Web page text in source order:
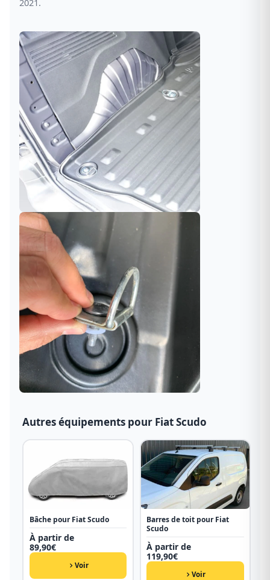
Autres équipements pour Fiat Scudo
Bâche pour Fiat Scudo
À partir de
89,90€
Voir
Barres de toit pour Fiat
Scudo
À partir de
119,90€
Voir